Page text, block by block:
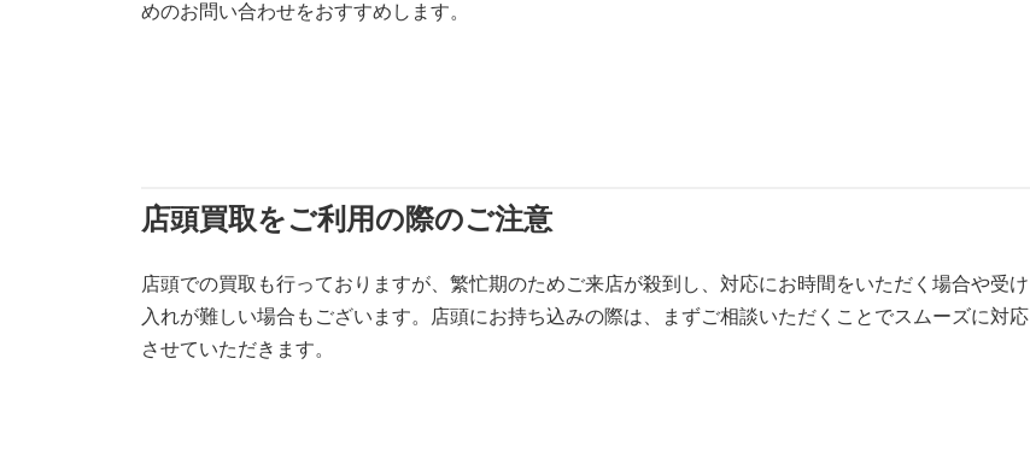
めのお問い合わせをおすすめします。
店頭買取をご利用の際のご注意
店頭での買取も行っておりますが、繁忙期のためご来店が殺到し、対応にお時間をいただく場合や受け
入れが難しい場合もございます。店頭にお持ち込みの際は、まずご相談いただくことでスムーズに対応
させていただきます。